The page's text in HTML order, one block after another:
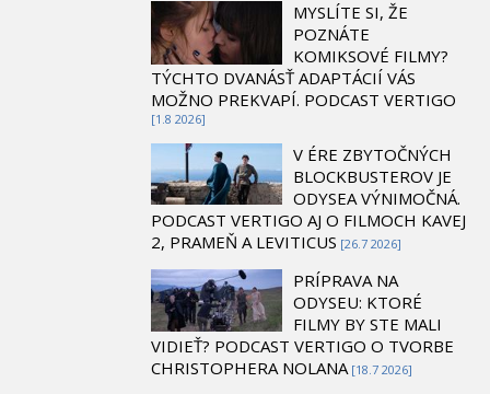
MYSLÍTE SI, ŽE
POZNÁTE
KOMIKSOVÉ FILMY?
TÝCHTO DVANÁSŤ ADAPTÁCIÍ VÁS
MOŽNO PREKVAPÍ. PODCAST VERTIGO
[1.8 2026]
V ÉRE ZBYTOČNÝCH
BLOCKBUSTEROV JE
ODYSEA VÝNIMOČNÁ.
PODCAST VERTIGO AJ O FILMOCH KAVEJ
2, PRAMEŇ A LEVITICUS [26.7 2026]
PRÍPRAVA NA
ODYSEU: KTORÉ
FILMY BY STE MALI
VIDIEŤ? PODCAST VERTIGO O TVORBE
CHRISTOPHERA NOLANA [18.7 2026]